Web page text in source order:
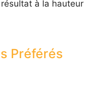
à la hauteur
Préférés